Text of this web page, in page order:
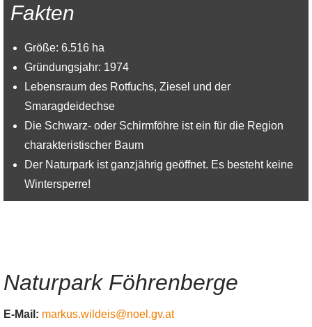
Fakten
Größe: 6.516 ha
Gründungsjahr: 1974
Lebensraum des Rotfuchs, Ziesel und der
Smaragdeidechse
Die Schwarz- oder Schirmföhre ist ein für die Region
charakteristischer Baum
Der Naturpark ist ganzjährig geöffnet. Es besteht keine
Wintersperre!
Naturpark Föhrenberge
E-Mail: markus.wildeis@noel.gv.at